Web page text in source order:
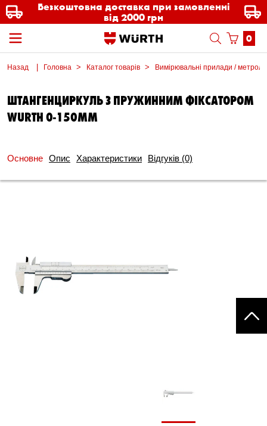
Безкоштовна доставка при замовленні
від 2000 грн
0
Назад Головна Каталог товарів Вимірювальні прилади /
ШТАНГЕНЦИРКУЛЬ З ПРУЖИННИМ ФІКСАТОРОМ
WURTH 0-150ММ
Основне Опис Характеристики Відгуків (0)